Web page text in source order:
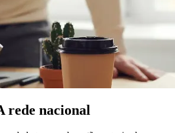
rede nacional